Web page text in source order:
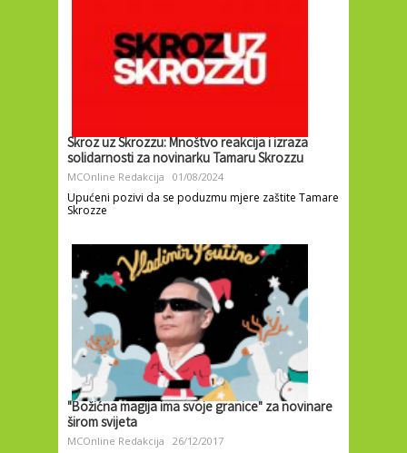
Skroz uz Skrozzu: Mnoštvo reakcija i izraza
solidarnosti za novinarku Tamaru Skrozzu
MCOnline Redakcija 01/08/2024
Upućeni pozivi da se poduzmu mjere zaštite Tamare
Skrozze
"Božićna magija ima svoje granice" za novinare
širom svijeta
MCOnline Redakcija 26/12/2017